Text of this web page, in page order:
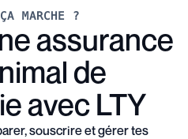
ÇA MARCHE ?
assurance
de
avec LTY
souscrire et gérer tes